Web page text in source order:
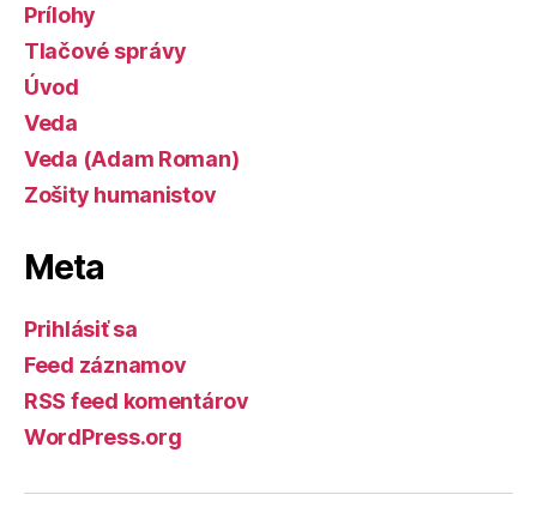
Prílohy
Tlačové správy
Úvod
Veda
Veda (Adam Roman)
Zošity humanistov
Meta
Prihlásiť sa
Feed záznamov
RSS feed komentárov
WordPress.org